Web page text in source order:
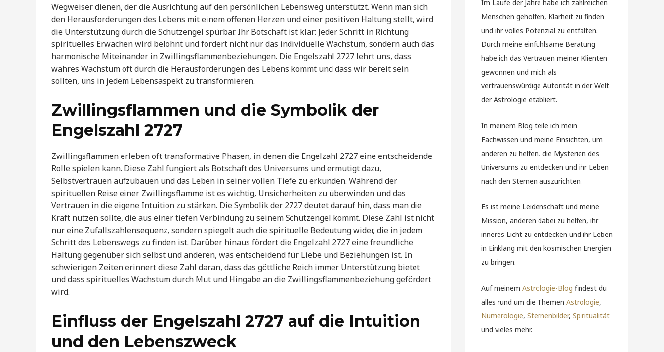
Wegweiser dienen, der die Ausrichtung auf den persönlichen Lebensweg unterstützt. Wenn man sich
den Herausforderungen des Lebens mit einem offenen Herzen und einer positiven Haltung stellt, wird
die Unterstützung durch die Schutzengel spürbar. Ihr Botschaft ist klar: Jeder Schritt in Richtung
spirituelles Erwachen wird belohnt und fördert nicht nur das individuelle Wachstum, sondern auch das
harmonische Miteinander in Zwillingsflammenbeziehungen. Die Engelszahl 2727 lehrt uns, dass
wahres Wachstum oft durch die Herausforderungen des Lebens kommt und dass wir bereit sein
sollten, uns in jedem Lebensaspekt zu transformieren.
Zwillingsflammen und die Symbolik der
Engelszahl 2727
Zwillingsflammen erleben oft transformative Phasen, in denen die Engelzahl 2727 eine entscheidende
Rolle spielen kann. Diese Zahl fungiert als Botschaft des Universums und ermutigt dazu,
Selbstvertrauen aufzubauen und das Leben in seiner vollen Tiefe zu erkunden. Während der
spirituellen Reise einer Zwillingsflamme ist es wichtig, Unsicherheiten zu überwinden und das
Vertrauen in die eigene Intuition zu stärken. Die Symbolik der 2727 deutet darauf hin, dass man die
Kraft nutzen sollte, die aus einer tiefen Verbindung zu seinem Schutzengel kommt. Diese Zahl ist nicht
nur eine Zufallszahlensequenz, sondern spiegelt auch die spirituelle Bedeutung wider, die in jedem
Schritt des Lebenswegs zu finden ist. Darüber hinaus fördert die Engelzahl 2727 eine freundliche
Haltung gegenüber sich selbst und anderen, was entscheidend für Liebe und Beziehungen ist. In
schwierigen Zeiten erinnert diese Zahl daran, dass das göttliche Reich immer Unterstützung bietet
und dass spirituelles Wachstum durch Mut und Hingabe an die Zwillingsflammenbeziehung gefördert
wird.
Einfluss der Engelszahl 2727 auf die Intuition
und den Lebenszweck
Im Laufe der Jahre habe ich zahlreichen
Menschen geholfen, Klarheit zu finden
und ihr volles Potenzial zu entfalten.
Durch meine einfühlsame Beratung
habe ich das Vertrauen meiner Klienten
gewonnen und mich als
vertrauenswürdige Autorität in der Welt
der Astrologie etabliert.
In meinem Blog teile ich mein
Fachwissen und meine Einsichten, um
anderen zu helfen, die Mysterien des
Universums zu entdecken und ihr Leben
nach den Sternen auszurichten.
Es ist meine Leidenschaft und meine
Mission, anderen dabei zu helfen, ihr
inneres Licht zu entdecken und ihr Leben
in Einklang mit den kosmischen Energien
zu bringen.
Auf meinem Astrologie-Blog findest du
alles rund um die Themen Astrologie,
Numerologie, Sternenbilder, Spiritualität
und vieles mehr.